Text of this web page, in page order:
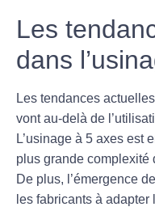
Les
dans
Les tendances
vont au-delà de
L’usinage à 5 axes est
plus grande complexité
De plus, l’émergence
les fabricants à